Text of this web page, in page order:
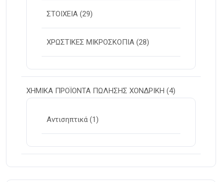
ΣΤΟΙΧΕΙΑ (29)
ΧΡΩΣΤΙΚΕΣ ΜΙΚΡΟΣΚΟΠΙΑ (28)
ΧΗΜΙΚΑ ΠΡΟΪΟΝΤΑ ΠΩΛΗΣΗΣ ΧΟΝΔΡΙΚΗ (4)
Αντισηπτικά (1)